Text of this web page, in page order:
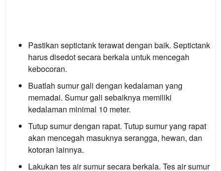
Pastikan septictank terawat dengan baik. Septictank
harus disedot secara berkala untuk mencegah
kebocoran.
Buatlah sumur gali dengan kedalaman yang
memadai. Sumur gali sebaiknya memiliki
kedalaman minimal 10 meter.
Tutup sumur dengan rapat. Tutup sumur yang rapat
akan mencegah masuknya serangga, hewan, dan
kotoran lainnya.
Lakukan tes air sumur secara berkala. Tes air sumur